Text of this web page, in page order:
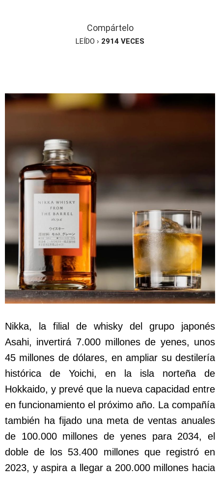
Compártelo
LEÍDO › 2914 VECES
Nikka, la filial de whisky del grupo japonés
Asahi, invertirá 7.000 millones de yenes, unos
45 millones de dólares, en ampliar su destilería
histórica de Yoichi, en la isla norteña de
Hokkaido, y prevé que la nueva capacidad entre
en funcionamiento el próximo año. La compañía
también ha fijado una meta de ventas anuales
de 100.000 millones de yenes para 2034, el
doble de los 53.400 millones que registró en
2023, y aspira a llegar a 200.000 millones hacia